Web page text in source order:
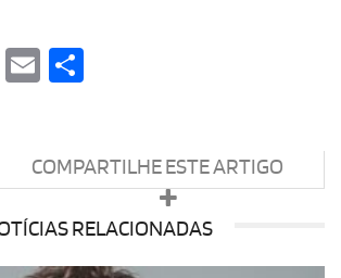
WhatsApp
Email
COMPARTILHE ESTE ARTIGO
RELACIONADAS